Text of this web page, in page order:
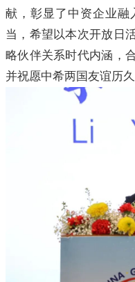
献，彰显了中资企业融
当，希望以本次开放日
略伙伴关系时代内涵，
并祝愿中希两国友谊历